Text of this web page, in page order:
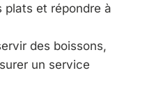
plats et répondre à
des boissons,
un service